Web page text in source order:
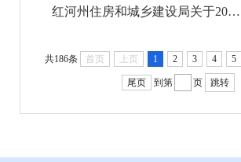
红河州住房和城乡建设局关于2025年第十一批工程勘察设计企业资质延续、增项的通告
共186条 首页 上页 1 2 3 4 5
尾页 到第 页 跳转